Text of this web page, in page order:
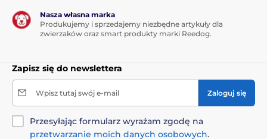
Nasza własna marka
Produkujemy i sprzedajemy niezbędne artykuły dla
zwierzaków oraz smart produkty marki Reedog.
Zapisz się do newslettera
Wpisz tutaj swój e-mail Zaloguj się
Przesyłając formularz wyrażam zgodę na
przetwarzanie moich danych osobowych.